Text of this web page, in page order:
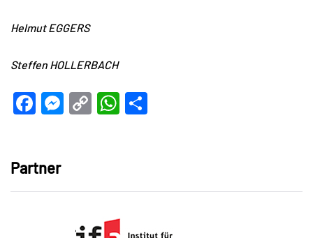
Helmut EGGERS
Steffen HOLLERBACH
Facebook
Messenger
CopyWhatsApp
Partner